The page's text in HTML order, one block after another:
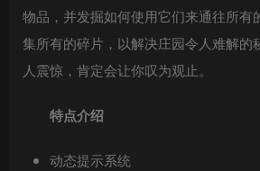
物品，并发掘如何使用它们来通往所有
集所有的碎片，以解决庄园令人难解的
人震惊，肯定会让你叹为观止。
特点介绍
动态提示系统